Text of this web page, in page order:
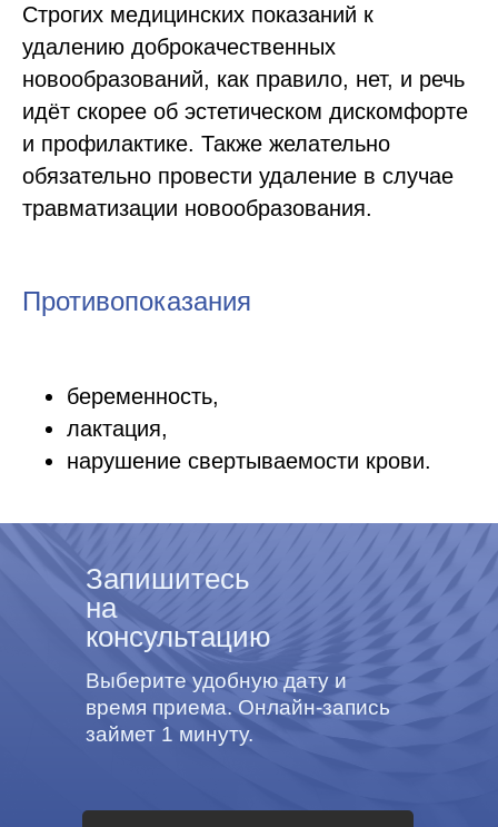
Строгих медицинских показаний к
удалению доброкачественных
новообразований, как правило, нет, и речь
идёт скорее об эстетическом дискомфорте
и профилактике. Также желательно
обязательно провести удаление в случае
травматизации новообразования.
Противопоказания
беременность,
лактация,
нарушение свертываемости крови.
Запишитесь
на
консультацию
Выберите удобную дату и
время приема. Онлайн-запись
займет 1 минуту.